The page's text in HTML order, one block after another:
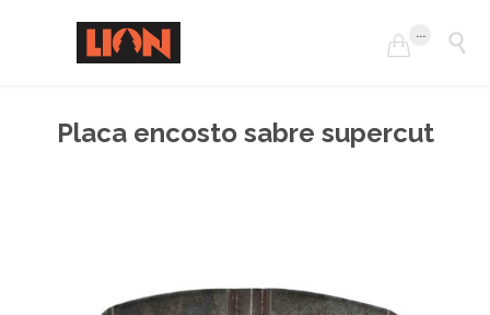

... 
Placa encosto sabre supercut